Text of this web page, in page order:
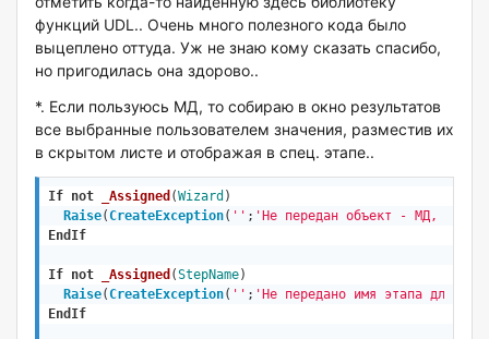
функций UDL.. Очень много полезного кода было
выцеплено оттуда. Уж не знаю кому сказать спасибо,
но пригодилась она здорово..
*. Если пользуюсь МД, то собираю в окно результатов
все выбранные пользователем значения, разместив их
в скрытом листе и отображая в спец. этапе..
If not _Assigned (Wizard )
Raise(CreateException( '' ; 'Не передан объект - МД, в
EndIf
If not _Assigned (StepName)
Raise(CreateException( '' ; 'Не передано имя этапа для
EndIf